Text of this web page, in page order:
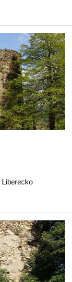
Liberecko